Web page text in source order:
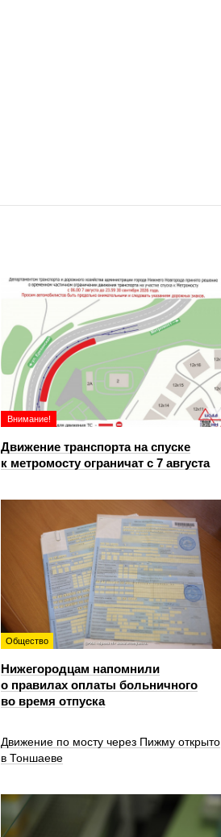
Внимание!
Движение транспорта на спуске
к метромосту ограничат с 7 августа
Общество
Нижегородцам напомнили
о правилах оплаты больничного
во время отпуска
Движение по мосту через Пижму открыто
в Тоншаеве